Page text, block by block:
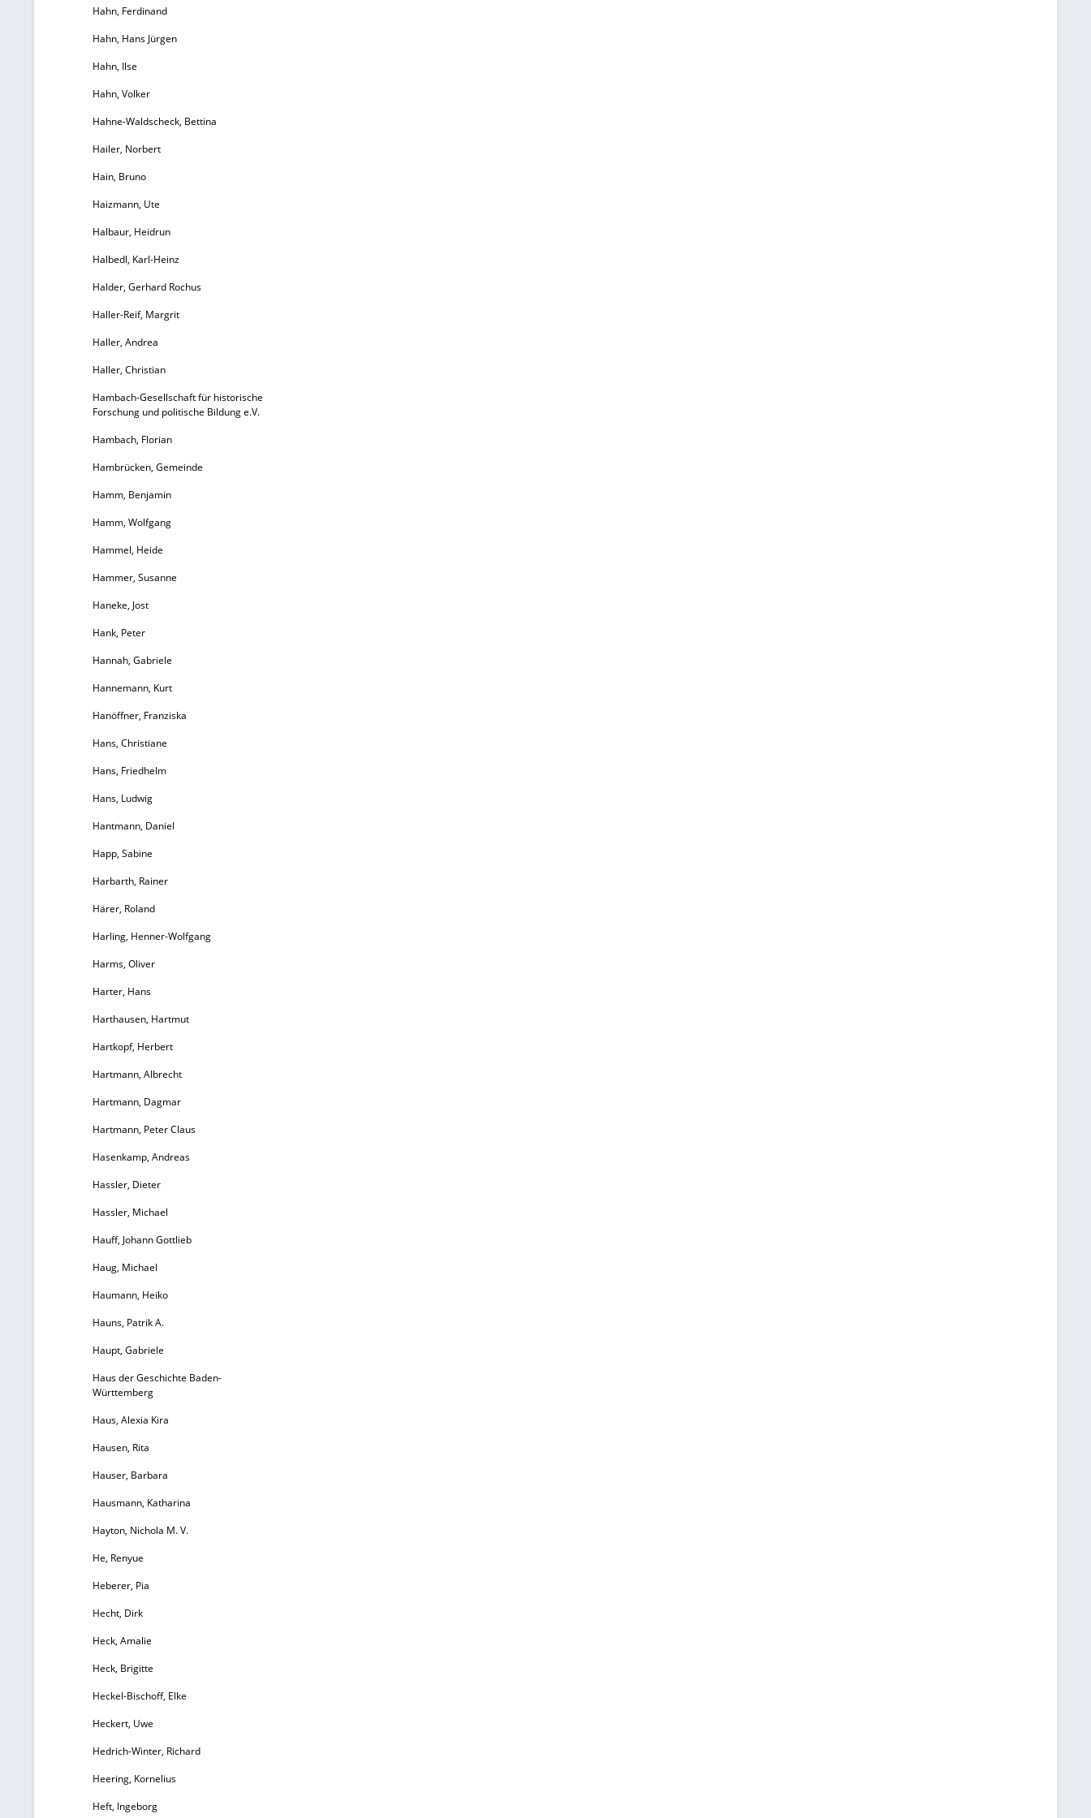
Hahn, Ferdinand
Hahn, Hans Jürgen
Hahn, Ilse
Hahn, Volker
Hahne-Waldscheck, Bettina
Hailer, Norbert
Hain, Bruno
Haizmann, Ute
Halbaur, Heidrun
Halbedl, Karl-Heinz
Halder, Gerhard Rochus
Haller-Reif, Margrit
Haller, Andrea
Haller, Christian
Hambach-Gesellschaft für historische
Forschung und politische Bildung e.V.
Hambach, Florian
Hambrücken, Gemeinde
Hamm, Benjamin
Hamm, Wolfgang
Hammel, Heide
Hammer, Susanne
Haneke, Jost
Hank, Peter
Hannah, Gabriele
Hannemann, Kurt
Hanöffner, Franziska
Hans, Christiane
Hans, Friedhelm
Hans, Ludwig
Hantmann, Daniel
Happ, Sabine
Harbarth, Rainer
Härer, Roland
Harling, Henner-Wolfgang
Harms, Oliver
Harter, Hans
Harthausen, Hartmut
Hartkopf, Herbert
Hartmann, Albrecht
Hartmann, Dagmar
Hartmann, Peter Claus
Hasenkamp, Andreas
Hassler, Dieter
Hassler, Michael
Hauff, Johann Gottlieb
Haug, Michael
Haumann, Heiko
Hauns, Patrik A.
Haupt, Gabriele
Haus der Geschichte Baden-
Württemberg
Haus, Alexia Kira
Hausen, Rita
Hauser, Barbara
Hausmann, Katharina
Hayton, Nichola M. V.
He, Renyue
Heberer, Pia
Hecht, Dirk
Heck, Amalie
Heck, Brigitte
Heckel-Bischoff, Elke
Heckert, Uwe
Hedrich-Winter, Richard
Heering, Kornelius
Heft, Ingeborg